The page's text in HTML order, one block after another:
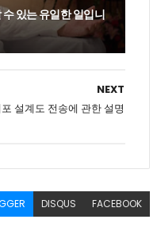
있는 유일한 일입니
NEXT
설계도 전송에 관한 설명
DISQUS FACEBOOK